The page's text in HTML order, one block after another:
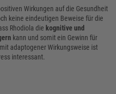
Wirkungen auf die Gesundheit
keine eindeutigen Beweise für die
Rhodiola die kognitive und
kann und somit ein Gewinn für
adaptogener Wirkungsweise ist
interessant.